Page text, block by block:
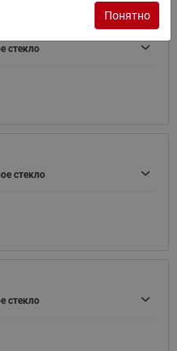
стекло
стекло
стекло
Понятно